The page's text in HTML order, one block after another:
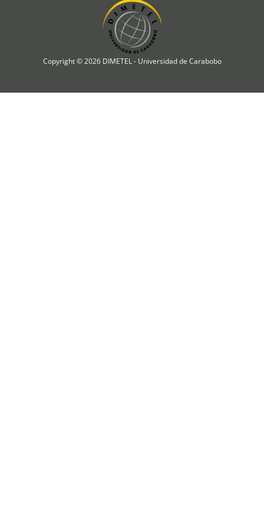
Copyright © 2026 DIMETEL - Universidad de Carabobo